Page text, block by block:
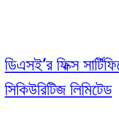
ডিএসই’র ফিক্স
সিকিউরিটিজ লিমিটেড